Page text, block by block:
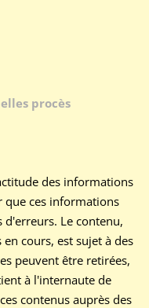
procès
des informations
que ces informations
Le contenu,
cours, est sujet à des
peuvent être retirées,
à l'internaute de
contenus auprès des